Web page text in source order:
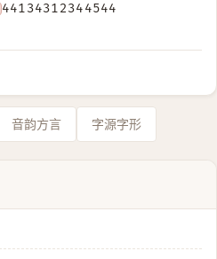
44134312344544
音韵方言 字源字形